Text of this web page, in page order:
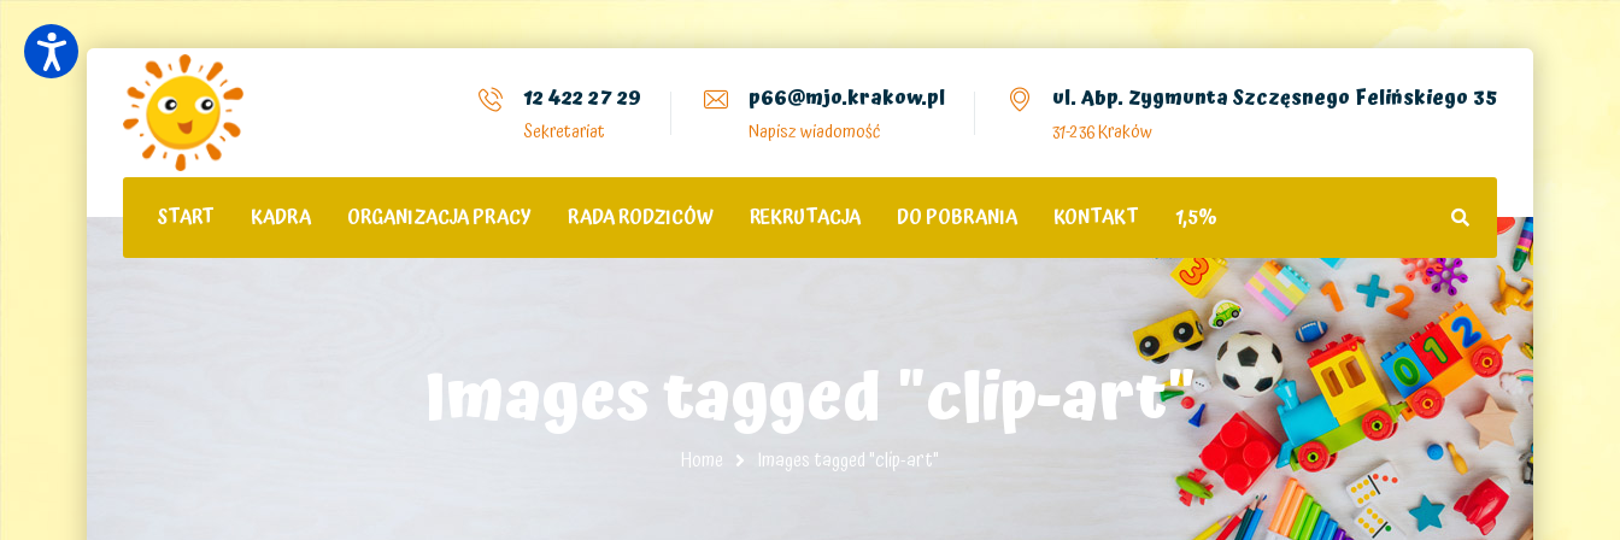
12 422 27 29
Sekretariat
p66@mjo.krakow.pl
Napisz wiadomość
ul. Abp. Zygmunta Szczęsnego Felińskiego 35
31-236 Kraków
START KADRA ORGANIZACJA PRACY RADA RODZICÓW REKRUTACJA DO POBRANIA KONTAKT 1,5%
Images tagged "clip-art"
Home Images tagged "clip-art"